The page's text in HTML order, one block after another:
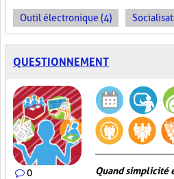
Outil électronique (4)
QUESTIONNEMENT
0 Quand simplicité